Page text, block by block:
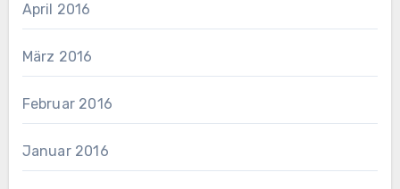
April 2016
März 2016
Februar 2016
Januar 2016